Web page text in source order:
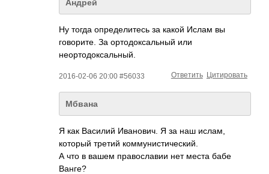
Андрей
Ну тогда определитесь за какой Ислам вы
говорите. За ортодоксальный или
неортодоксальный­.
2016-02-06 20:00 #56033 Цитировать
Ответить
Мбвана
Я как Василий Иванович. Я за наш ислам,
который третий коммунистический­.
А что в вашем православии нет места бабе
Ванге?